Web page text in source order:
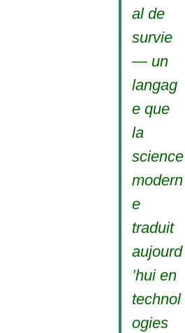
al de
survie
— un
langag
e que
la
science
modern
e
traduit
aujourd
’hui en
technol
ogies